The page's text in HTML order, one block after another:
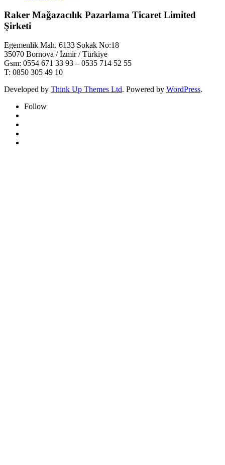
Raker Mağazacılık Pazarlama Ticaret Limited
Şirketi
Egemenlik Mah. 6133 Sokak No:18
35070 Bornova / İzmir / Türkiye
Gsm: 0554 671 33 93 – 0535 714 52 55
T: 0850 305 49 10
Developed by Think Up Themes Ltd. Powered by WordPress.
Follow